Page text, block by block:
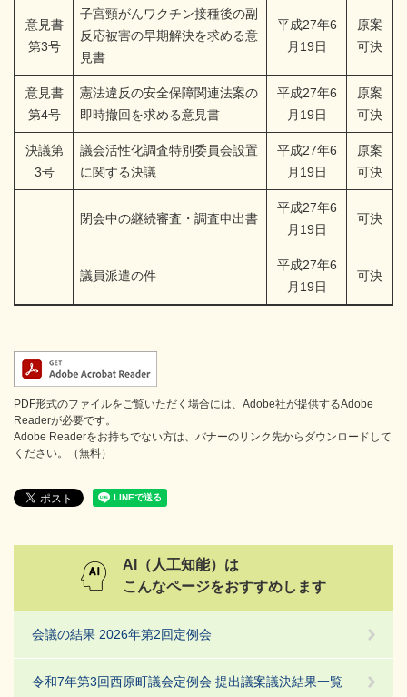
意見書
第3号
子宮頸がんワクチン接種後の副
反応被害の早期解決を求める意
見書
平成27年6
月19日
原案
可決
意見書
第4号
憲法違反の安全保障関連法案の
即時撤回を求める意見書
平成27年6
月19日
原案
可決
決議第
3号
議会活性化調査特別委員会設置
に関する決議
平成27年6
月19日
原案
可決
閉会中の継続審査・調査申出書
平成27年6
月19日
可決
議員派遣の件
平成27年6
月19日
可決
PDF形式のファイルをご覧いただく場合には、Adobe社が提供するAdobe
Readerが必要です。
Adobe Readerをお持ちでない方は、バナーのリンク先からダウンロードして
ください。（無料）
AI（人工知能）は
こんなページをおすすめします
会議の結果 2026年第2回定例会
令和7年第3回西原町議会定例会 提出議案議決結果一覧